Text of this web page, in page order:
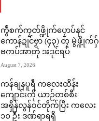
ကွဳစက်ကၠတ်ဖ္ဍိုက်ပၠောပ်နင်
ကောန်ဍုင်ဗၟာ (၄၃) တၠ မွဲဖ္ဍိုက်ဂှ်
ဗကပ်အာတုဲ ဒးဒုင်ရပ်
August 7, 2026
ကန်ချနပူရီ ကလေးထိန်း
ကျောင်းကို ယာဉ်တစ်စီး
အရှိန်လွန်ဝင်တိုက်ပြီး ကလေး
၁၀ ဦး ဒဏ်ရာရရှိ